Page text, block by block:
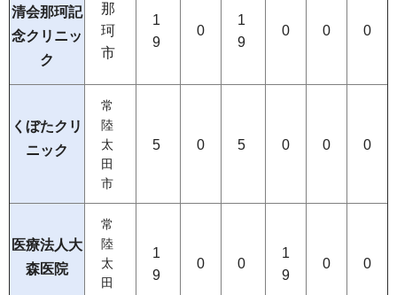
清会那珂記
念クリニッ
ク
那
珂
市
1
9
0
1
9
0 0 0
くぼたクリ
ニック
常
陸
太
田
市
5 0 5 0 0 0
医療法人大
森医院
常
陸
太
田
1
9
0 0
1
9
0 0